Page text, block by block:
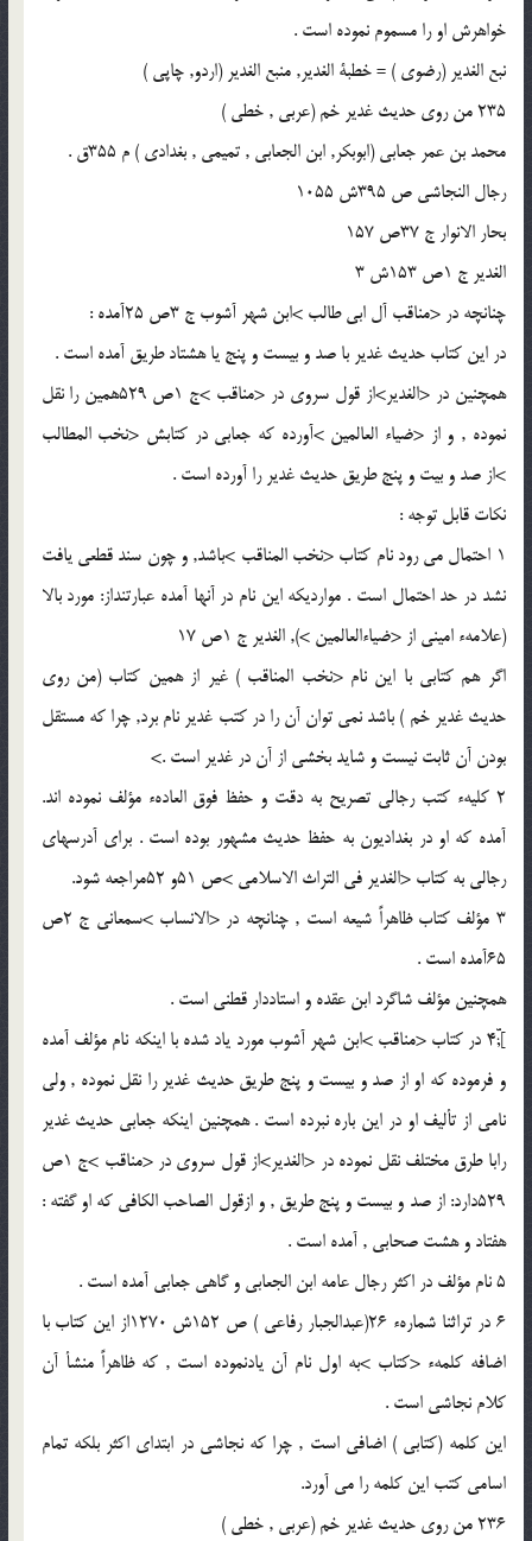
خواهرش او را مسموم نموده است .
نبع الغدير (رضوى ) = خطبة الغدير, منبع الغدير (اردو, چاپى )
235 من روى حديث غدير خم (عربى , خطى )
محمد بن عمر جعابى (ابوبكر, ابن الجعابى , تميمى , بغدادى ) م 355ق .
رجال النجاشى ص 395ش 1055
بحار الانوار ج 37ص 157
الغدير ج 1ص 153ش 3
چنانچه در <مناقب آل ابى طالب >ابن شهر آشوب ج 3ص 25آمده :
در اين كتاب حديث غدير با صد و بيست و پنج يا هشتاد طريق آمده است .
همچنين در <الغدير>از قول سروى در <مناقب >ج 1ص 529همين را نقل
نموده , و از <ضياء العالمين >آورده كه جعابى در كتابش <نخب المطالب
>از صد و بيت و پنج طريق حديث غدير را آورده است .
نكات قابل توجه :
1 احتمال مى رود نام كتاب <نخب المناقب >باشد, و چون سند قطعى يافت
نشد در حد احتمال است . موارديكه اين نام در آنها آمده عبارتنداز: مورد بالا
(علامهء امينى از <ضياءالعالمين >), الغدير ج 1ص 17
اگر هم كتابى با اين نام <نخب المناقب ) غير از همين كتاب (من روى
حديث غدير خم ) باشد نمى توان آن را در كتب غدير نام برد, چرا كه مستقل
بودن آن ثابت نيست و شايد بخشى از آن در غدير است .>
2 كليهء كتب رجالى تصريح به دقت و حفظ فوق العادهء مؤلف نموده اند.
آمده كه او در بغداديون به حفظ حديث مشهور بوده است . براى آدرسهاى
رجالى به كتاب <الغدير فى التراث الاسلامى >ص 51و 52مراجعه شود.
3 مؤلف كتاب ظاهراً شيعه است , چنانچه در <الانساب >سمعانى ج 2ص
65آمده است .
همچنين مؤلف شاگرد ابن عقده و استاددار قطنى است .
];ّّ4 در كتاب <مناقب >ابن شهر آشوب مورد ياد شده با اينكه نام مؤلف آمده
و فرموده كه او از صد و بيست و پنج طريق حديث غدير را نقل نموده , ولى
نامى از تأليف او در اين باره نبرده است . همچنين اينكه جعابى حديث غدير
رابا طرق مختلف نقل نموده در <الغدير>از قول سروى در <مناقب >ج 1ص
529دارد: از صد و بيست و پنج طريق , و ازقول الصاحب الكافى كه او گفته :
هفتاد و هشت صحابى , آمده است .
5 نام مؤلف در اكثر رجال عامه ابن الجعابى و گاهى جعابى آمده است .
6 در تراثنا شمارهء 26(عبدالجبار رفاعى ) ص 152ش 1270از اين كتاب با
اضافه كلمهء <كتاب >به اول نام آن يادنموده است , كه ظاهراً منشأ آن
كلام نجاشى است .
اين كلمه (كتابى ) اضافى است , چرا كه نجاشى در ابتداى اكثر بلكه تمام
اسامى كتب اين كلمه را مى آورد.
236 من روى حديث غدير خم (عربى , خطى )